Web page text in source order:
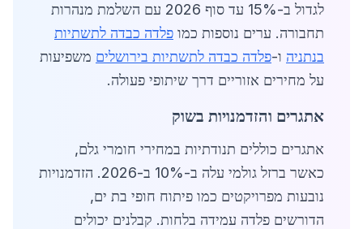
לגדול ב-15% עד סוף 2026 עם השלמת מנהרות
תחבורה. ערים נוספות כמו פלדה כבדה לתשתיות
בנתניה ו-פלדה כבדה לתשתיות בירושלים משפיעות
על מחירים אזוריים דרך שיתופי פעולה.
אתגרים והזדמנויות בשוק
אתגרים כוללים תנודתיות במחירי חומרי גלם,
כאשר ברזל גולמי עלה ב-10% ב-2026. הזדמנויות
נובעות מפרויקטים כמו פיתוח חופי בת ים,
הדורשים פלדה עמידה בלחות. קבלנים יכולים